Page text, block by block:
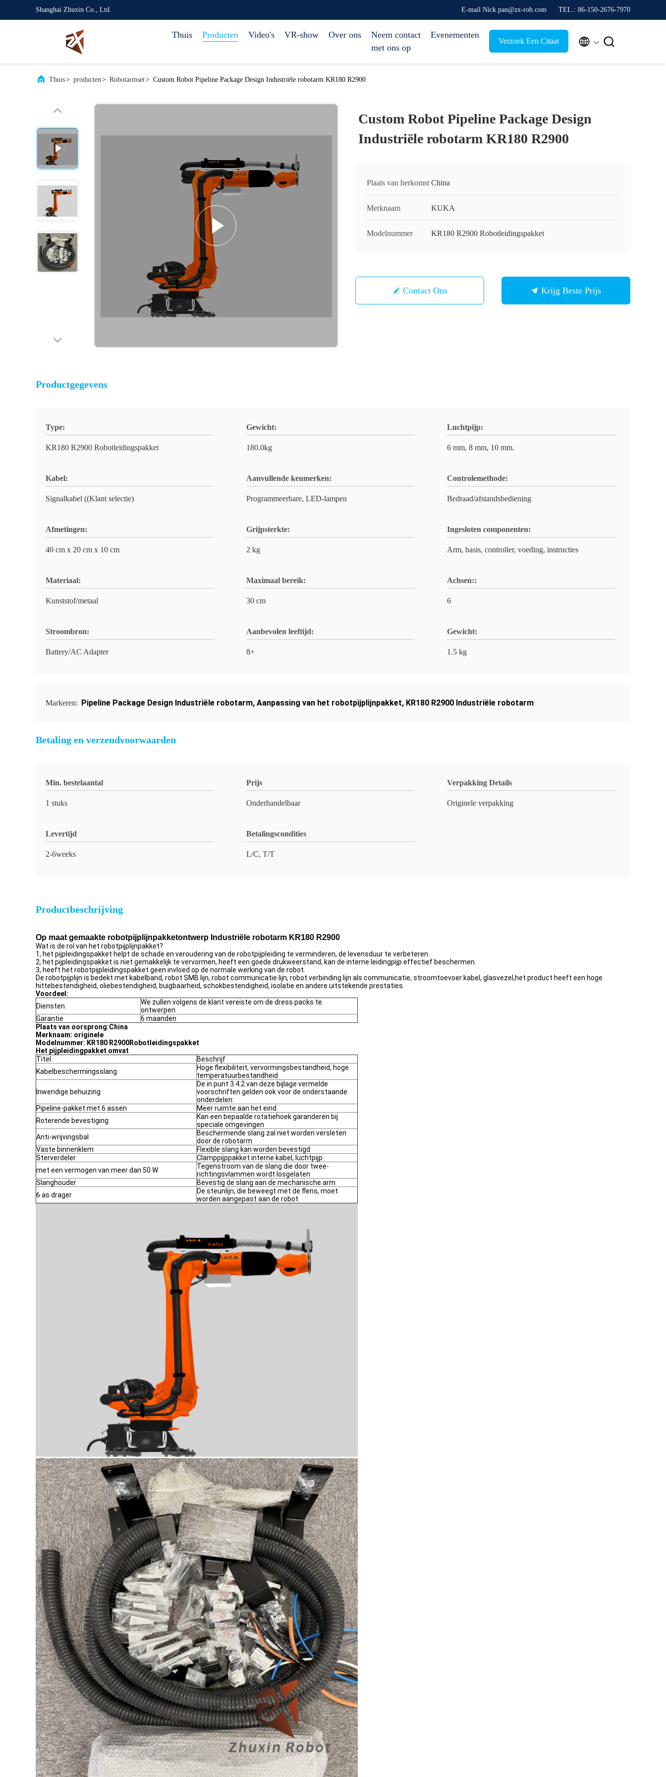
Shanghai Zhuxin Co., Ltd. E-mail Nick.pan@zx-rob.com TEL.: 86-150-2676-7970
Thuis Producten Video's VR-show Over ons
Neem contact
met ons op
Evenementen
Verzoek Een Citaat  
Thuis> producten> Robotarmset> Custom Robot Pipeline Package Design Industriële robotarm KR180 R2900
Custom Robot Pipeline Package Design
Industriële robotarm KR180 R2900
Plaats van herkomst China
Merknaam KUKA
Modelnummer KR180 R2900 Robotleidingspakket
Contact Ons Krijg Beste Prijs
Productgegevens
Type:
KR180 R2900 Robotleidingspakket
Gewicht:
180.0kg
Luchtpijp:
6 mm, 8 mm, 10 mm.
Kabel:
Signalkabel ((Klant selectie)
Aanvullende kenmerken:
Programmeerbare, LED-lampen
Controlemethode:
Bedraad/afstandsbediening
Afmetingen:
40 cm x 20 cm x 10 cm
Grijpsterkte:
2 kg
Ingesloten componenten:
Arm, basis, controller, voeding, instructies
Materiaal:
Kunststof/metaal
Maximaal bereik:
30 cm
Achsen::
6
Stroombron:
Battery/AC Adapter
Aanbevolen leeftijd:
8+
Gewicht:
1.5 kg
Markeren: Pipeline Package Design Industriële robotarm, Aanpassing van het robotpijplijnpakket, KR180 R2900 Industriële robotarm
Betaling en verzendvoorwaarden
Min. bestelaantal
1 stuks
Prijs
Onderhandelbaar
Verpakking Details
Originele verpakking
Levertijd
2-6weeks
Betalingscondities
L/C, T/T
Productbeschrijving
Op maat gemaakte robotpijplijnpakketontwerp Industriële robotarm KR180 R2900
Wat is de rol van het robotpijplijnpakket?
1, het pijpleidingspakket helpt de schade en veroudering van de robotpijpleiding te verminderen, de levensduur te verbeteren.
2, het pijpleidingspakket is niet gemakkelijk te vervormen, heeft een goede drukweerstand, kan de interne leidingpijp effectief beschermen.
3, heeft het robotpijpleidingspakket geen invloed op de normale werking van de robot.
De robotpijplijn is bedekt met kabelband, robot SMB lijn, robot communicatie lijn, robot verbinding lijn als communicatie, stroomtoevoer kabel, glasvezel,het product heeft een hoge
hittebestendigheid, oliebestendigheid, buigbaarheid, schokbestendigheid, isolatie en andere uitstekende prestaties.
Voordeel:
Diensten
We zullen volgens de klant vereiste om de dress packs te
ontwerpen.
Garantie
6 maanden
Plaats van oorsprong:China
Merknaam: originele
Modelnummer: KR180 R2900Robotleidingspakket
Het pijpleidingpakket omvat
Titel
Beschrijf
Kabelbeschermingsslang
Hoge flexibiliteit, vervormingsbestandheid, hoge
temperatuurbestandheid
Inwendige behuizing
De in punt 3.4.2 van deze bijlage vermelde
voorschriften gelden ook voor de onderstaande
onderdelen:
Pipeline-pakket met 6 assen
Meer ruimte aan het eind.
Roterende bevestiging
Kan een bepaalde rotatiehoek garanderen bij
speciale omgevingen
Anti-wrijvingsbal
Beschermende slang zal niet worden versleten
door de robotarm
Vaste binnenklem
Flexible slang kan worden bevestigd
Sterverdeler
Clamppijppakket interne kabel, luchtpijp
met een vermogen van meer dan 50 W
Tegenstroom van de slang die door twee-
richtingsvlammen wordt losgelaten
Slanghouder
Bevestig de slang aan de mechanische arm
6 as drager
De steunlijn, die beweegt met de flens, moet
worden aangepast aan de robot